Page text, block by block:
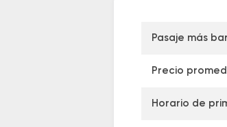
Pasaje más
Precio
Horario de